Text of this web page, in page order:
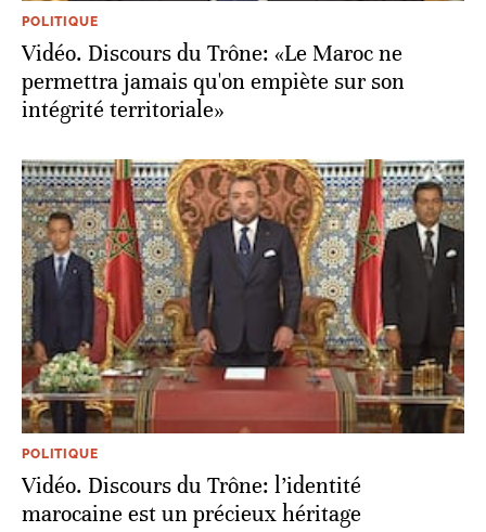
POLITIQUE
Vidéo. Discours du Trône: «Le Maroc ne
permettra jamais qu'on empiète sur son
intégrité territoriale»
POLITIQUE
Vidéo. Discours du Trône: l’identité
marocaine est un précieux héritage